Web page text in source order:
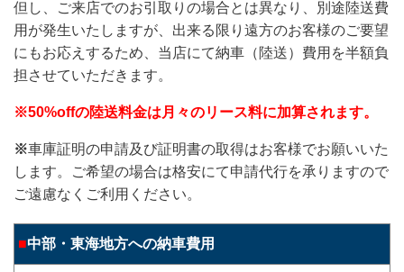
但し、ご来店でのお引取りの場合とは異なり、別途陸送費
用が発生いたしますが、出来る限り遠方のお客様のご要望
にもお応えするため、当店にて納車（陸送）費用を半額負
担させていただきます。
※50%offの陸送料金は月々のリース料に加算されます。
※車庫証明の申請及び証明書の取得はお客様でお願いいた
します。ご希望の場合は格安にて申請代行を承りますので
ご遠慮なくご利用ください。
■中部・東海地方への納車費用